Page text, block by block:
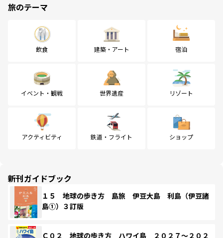
旅のテーマ
飲食 建築・アート 宿泊
イベント・観戦 世界遺産 リゾート
アクティビティ 鉄道・フライト ショップ
新刊ガイドブック
１５ 地球の歩き方 島旅 伊豆大島 利島（伊豆諸
島①）３訂版
Ｃ０２ 地球の歩き方 ハワイ島 ２０２７～２０２